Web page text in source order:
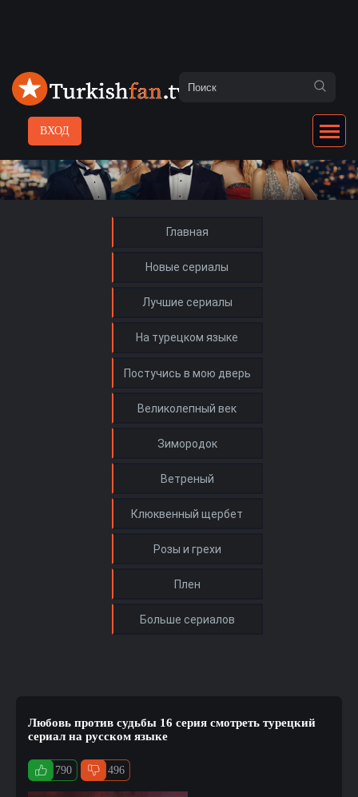
ВХОД
Главная
Новые сериалы
Лучшие сериалы
На турецком языке
Любовь против судьбы 16 серия смотреть турецкий
сериал на русском языке
790 496